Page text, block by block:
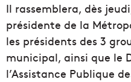
Il rassemblera, dès
présidente de la
les présidents des 3
municipal, ainsi que le
l’Assistance Publique